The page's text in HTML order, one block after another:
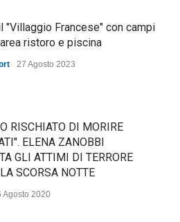
"Villaggio Francese" con campi
ristoro e piscina
27 Agosto 2023
RISCHIATO DI MORIRE
ELENA ZANOBBI
GLI ATTIMI DI TERRORE
SCORSA NOTTE
Agosto 2020